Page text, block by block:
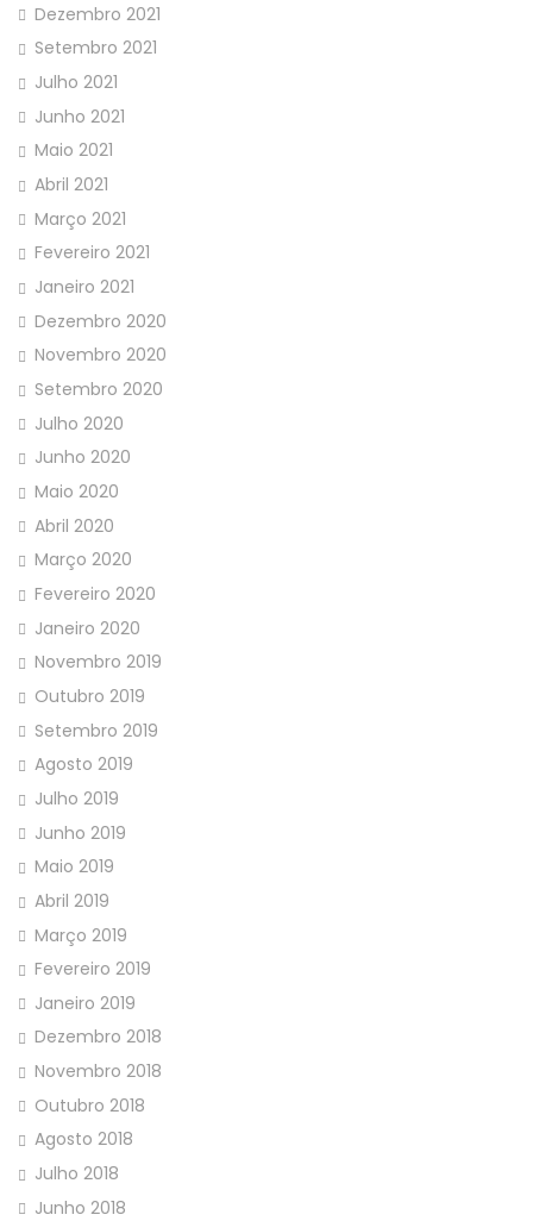
Dezembro 2021
Setembro 2021
Julho 2021
Junho 2021
Maio 2021
Abril 2021
Março 2021
Fevereiro 2021
Janeiro 2021
Dezembro 2020
Novembro 2020
Setembro 2020
Julho 2020
Junho 2020
Maio 2020
Abril 2020
Março 2020
Fevereiro 2020
Janeiro 2020
Novembro 2019
Outubro 2019
Setembro 2019
Agosto 2019
Julho 2019
Junho 2019
Maio 2019
Abril 2019
Março 2019
Fevereiro 2019
Janeiro 2019
Dezembro 2018
Novembro 2018
Outubro 2018
Agosto 2018
Julho 2018
Junho 2018